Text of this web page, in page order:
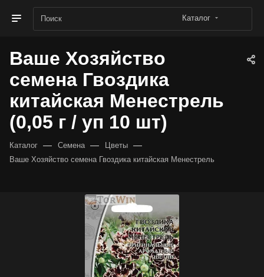
Каталог
Ваше Хозяйство
семена Гвоздика
китайская Менестрель
(0,05 г / уп 10 шт)
Каталог — Семена — Цветы —
Ваше Хозяйство семена Гвоздика китайская Менестрель